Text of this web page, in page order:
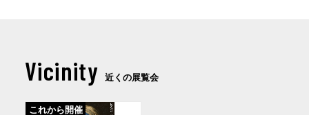
Vicinity 近くの展覧会
これから開催